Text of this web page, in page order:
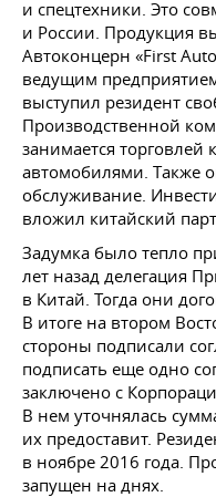
и спецтехники. Это
и России. Продукция
Автоконцерн «First
ведущим
выступил резидент
Производственной
занимается
автомобилями. Также
обслуживание.
вложил китайский
Задумка было тепло
лет назад делегация
в Китай. Тогда они
В итоге на втором
стороны подписали
подписать еще одно
заключено с
В нем уточнялась
их предоставит.
в ноябре 2016 года.
запущен на днях.